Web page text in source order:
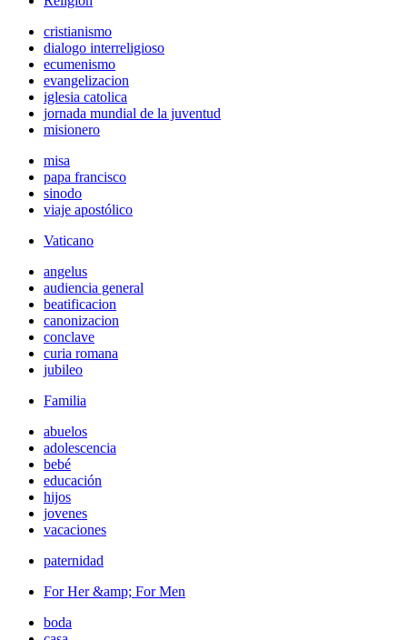
cristianismo
dialogo interreligioso
ecumenismo
evangelizacion
iglesia catolica
jornada mundial de la juventud
misionero
misa
papa francisco
sinodo
viaje apostólico
Vaticano
angelus
audiencia general
beatificacion
canonizacion
conclave
curia romana
jubileo
Familia
abuelos
adolescencia
bebé
educación
hijos
jovenes
vacaciones
paternidad
For Her &amp; For Men
boda